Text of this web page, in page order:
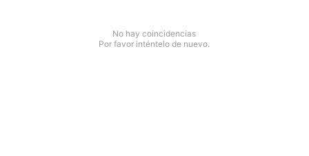
No hay coincidencias
Por favor inténtelo de nuevo.